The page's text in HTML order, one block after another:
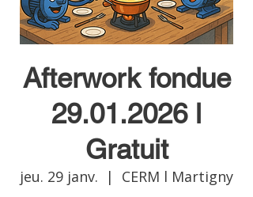
Afterwork fondue
29.01.2026 l
Gratuit
jeu. 29 janv.
  |
CERM l Martigny